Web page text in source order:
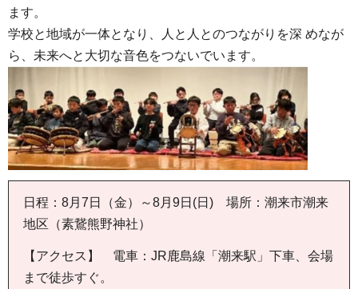
ます。
学校と地域が一体となり、人と人とのつながりを深 めなが
ら、未来へと大切な音色をつないでいます。
日程：8月7日（金）～8月9日(日) 場所：潮来市潮来
地区（素鵞熊野神社）
【アクセス】 電車：JR鹿島線「潮来駅」下車、会場
まで徒歩すぐ。